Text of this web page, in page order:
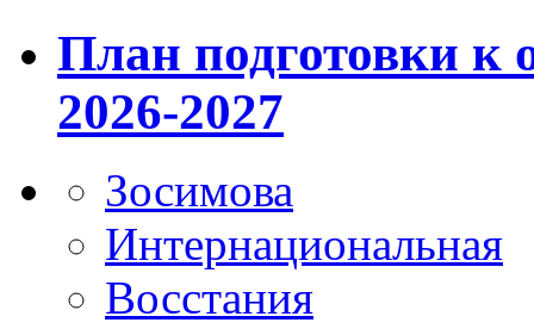
План подготовки к
2026-2027
Зосимова
Интернациональная
Восстания